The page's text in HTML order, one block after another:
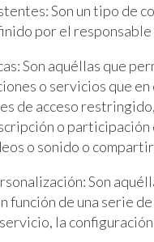
Son un tipo de
por el responsable
Son aquéllas que
o servicios que
de acceso
o participación
o sonido o
Son
función de una serie
la